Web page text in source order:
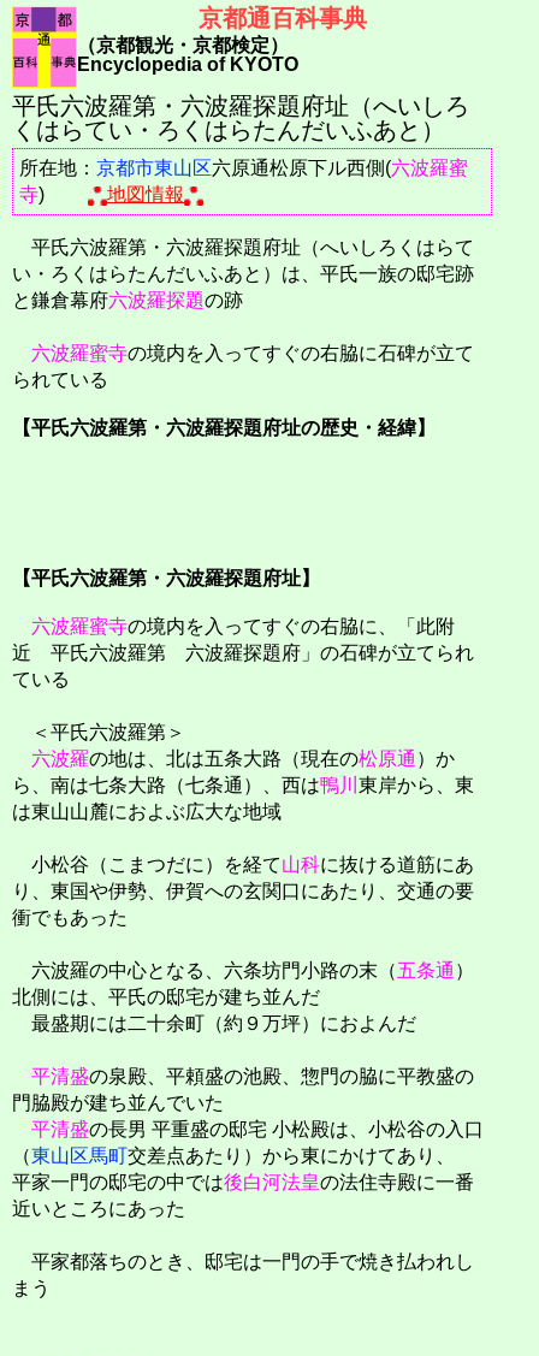
京都通百科事典
（京都観光・京都検定）
Encyclopedia of KYOTO
平氏六波羅第・六波羅探題府址（へいしろ
くはらてい・ろくはらたんだいふあと）
所在地： 京都市東山区六原通松原下ル西側(六波羅蜜
寺) 地図情報
平氏六波羅第・六波羅探題府址（へいしろくはらて
い・ろくはらたんだいふあと）は、平氏一族の邸宅跡
と鎌倉幕府六波羅探題の跡
六波羅蜜寺の境内を入ってすぐの右脇に石碑が立て
られている
【平氏六波羅第・六波羅探題府址の歴史・経緯】
【平氏六波羅第・六波羅探題府址】
六波羅蜜寺の境内を入ってすぐの右脇に、「此附
近 平氏六波羅第 六波羅探題府」の石碑が立てられ
ている
＜平氏六波羅第＞
六波羅の地は、北は五条大路（現在の松原通 ）か
ら、南は七条大路（七条通）、西は鴨川 東岸から、東
は東山山麓におよぶ広大な地域
小松谷（こまつだに）を経て山科に抜ける道筋にあ
り、東国や伊勢、伊賀への玄関口にあたり、交通の要
衝でもあった
六波羅の中心となる、六条坊門小路の末（五条通 ）
北側には、平氏の邸宅が建ち並んだ
最盛期には二十余町（約９万坪）におよんだ
平清盛の泉殿、平頼盛の池殿、惣門の脇に平教盛の
門脇殿が建ち並んでいた
平清盛の長男 平重盛の邸宅 小松殿は、小松谷の入口
（東山区馬町交差点あたり）から東にかけてあり、
平家一門の邸宅の中では後白河法皇の法住寺殿に一番
近いところにあった
平家都落ちのとき、邸宅は一門の手で焼き払われし
まう